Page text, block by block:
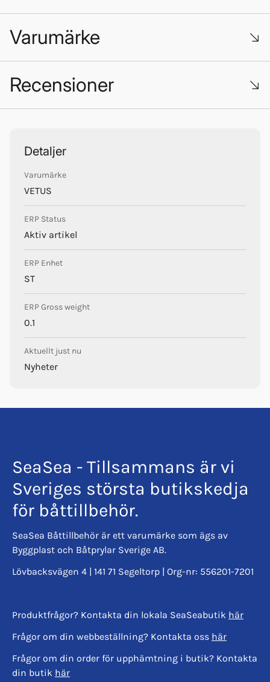
Varumärke
Recensioner
Detaljer
Varumärke
VETUS
ERP Status
Aktiv artikel
ERP Enhet
ST
ERP Gross weight
0.1
Aktuellt just nu
Nyheter
SeaSea - Tillsammans är vi
Sveriges största butikskedja
för båttillbehör.
SeaSea Båttillbehör är ett varumärke som ägs av
Byggplast och Båtprylar Sverige AB.
Lövbacksvägen 4 | 141 71 Segeltorp | Org-nr: 556201-7201
Produktfrågor? Kontakta din lokala SeaSeabutik här
Frågor om din webbeställning? Kontakta oss här
Frågor om din order för upphämtning i butik? Kontakta
din butik här